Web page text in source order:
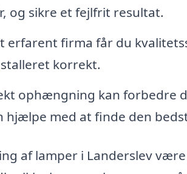
og sikre et fejlfrit resultat.
erfarent firma får du
korrekt.
ophængning kan forbedre
hjælpe med at finde den
af lamper i Landerslev